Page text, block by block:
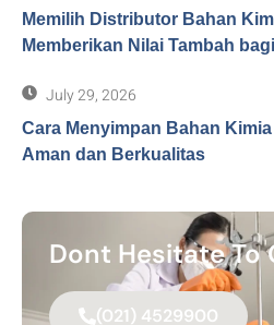
Memilih Distributor Bahan
Memberikan Nilai Tambah
July 29, 2026
Cara Menyimpan Bahan
Aman dan Berkualitas
Dont Hesitate To
(021) 4529900